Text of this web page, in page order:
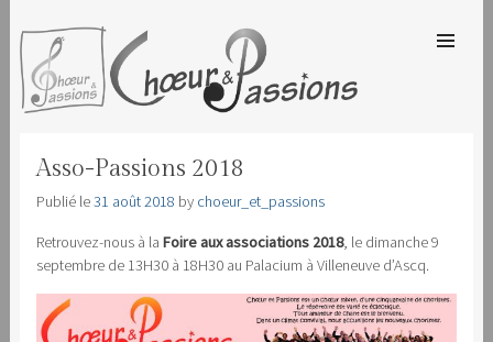
CONTENT
Asso-Passions 2018
Publié le31 août 2018 by choeur_et_passions
Retrouvez-nous à la Foire aux associations 2018, le dimanche 9
septembre de 13H30 à 18H30 au Palacium à Villeneuve d’Ascq.